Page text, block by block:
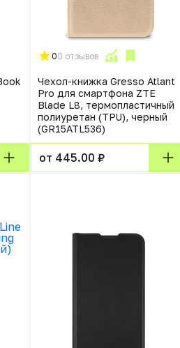
00 отзывов
Чехол-книжка Gresso Atlant
Pro для смартфона ZTE
Blade L8, термопластичный
полиуретан (TPU), черный
(GR15ATL536)
от 445.00 ₽